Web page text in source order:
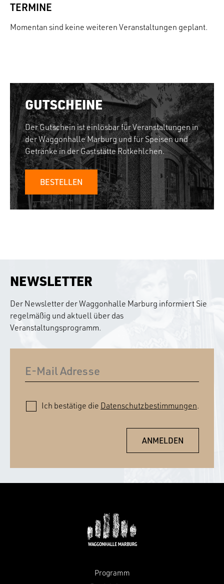
TERMINE
Momentan sind keine weiteren Veranstaltungen geplant.
GUTSCHEINE
Der Gutschein ist einlösbar für Veranstaltungen in
der Waggonhalle Marburg und für Speisen und
Getränke in der Gaststätte Rotkehlchen.
BESTELLEN
NEWSLETTER
Der Newsletter der Waggonhalle Marburg informiert Sie
regelmäßig und aktuell über das
Veranstaltungsprogramm.
Ich bestätige die Datenschutzbestimmungen.
Programm